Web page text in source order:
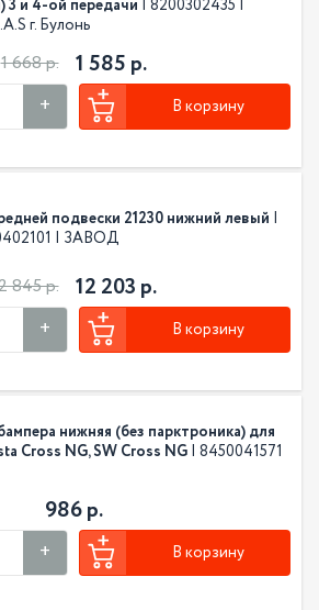
3 и 4-ой передачи | 8200302435 |
г. Булонь
1 668 р. 1 585 р.
В корзину
подвески 21230 нижний левый |
| ЗАВОД
845 р. 12 203 р.
В корзину
нижняя (без парктроника) для
Cross NG, SW Cross NG | 8450041571
986 р.
В корзину